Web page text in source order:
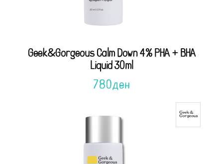
Geek&Gorgeous Calm Down 4% PHA + BHA
Liquid 30ml
780ден